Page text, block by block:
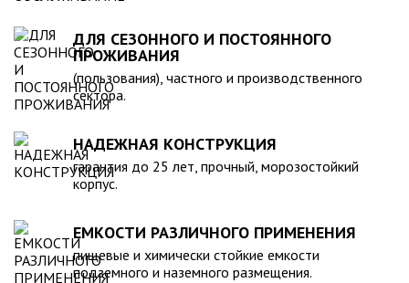
ДЛЯ СЕЗОННОГО И ПОСТОЯННОГО
ПРОЖИВАНИЯ
(пользования), частного и производственного
сектора.
НАДЕЖНАЯ КОНСТРУКЦИЯ
гарантия до 25 лет, прочный, морозостойкий
корпус.
ЕМКОСТИ РАЗЛИЧНОГО ПРИМЕНЕНИЯ
пищевые и химически стойкие емкости
подземного и наземного размещения.